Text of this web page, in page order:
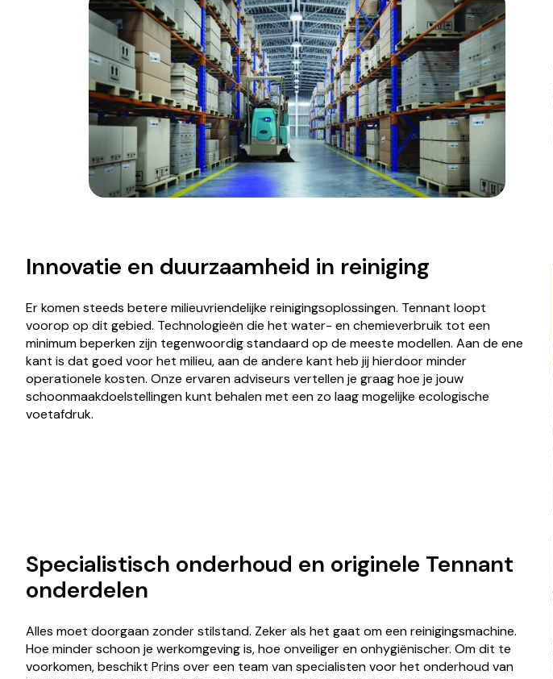
Innovatie en duurzaamheid in reiniging
Er komen steeds betere milieuvriendelijke reinigingsoplossingen. Tennant loopt
voorop op dit gebied. Technologieën die het water- en chemieverbruik tot een
minimum beperken zijn tegenwoordig standaard op de meeste modellen. Aan de ene
kant is dat goed voor het milieu, aan de andere kant heb jij hierdoor minder
operationele kosten. Onze ervaren adviseurs vertellen je graag hoe je jouw
schoonmaakdoelstellingen kunt behalen met een zo laag mogelijke ecologische
voetafdruk.
Specialistisch onderhoud en originele Tennant
onderdelen
Alles moet doorgaan zonder stilstand. Zeker als het gaat om een reinigingsmachine.
Hoe minder schoon je werkomgeving is, hoe onveiliger en onhygiënischer. Om dit te
voorkomen, beschikt Prins over een team van specialisten voor het onderhoud van